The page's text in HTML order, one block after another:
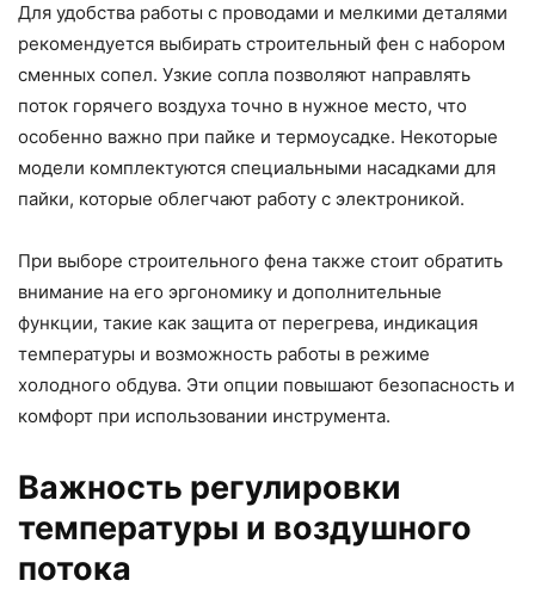
Для удобства работы с проводами и мелкими деталями
рекомендуется выбирать строительный фен с набором
сменных сопел. Узкие сопла позволяют направлять
поток горячего воздуха точно в нужное место, что
особенно важно при пайке и термоусадке. Некоторые
модели комплектуются специальными насадками для
пайки, которые облегчают работу с электроникой.
При выборе строительного фена также стоит обратить
внимание на его эргономику и дополнительные
функции, такие как защита от перегрева, индикация
температуры и возможность работы в режиме
холодного обдува. Эти опции повышают безопасность и
комфорт при использовании инструмента.
Важность регулировки
температуры и воздушного
потока